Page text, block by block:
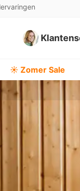
☀️ Zomer Sale